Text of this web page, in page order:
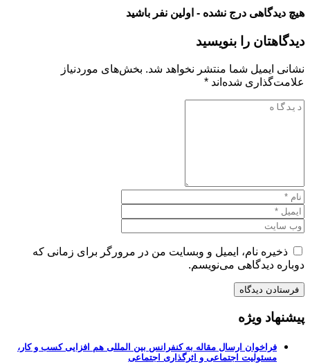
هیچ دیدگاهی درج نشده - اولین نفر باشید
دیدگاهتان را بنویسید
نشانی ایمیل شما منتشر نخواهد شد. بخش‌های موردنیاز
علامت‌گذاری شده‌اند *
ذخیره نام، ایمیل و وبسایت من در مرورگر برای زمانی که
دوباره دیدگاهی می‌نویسم.
پیشنهاد ویژه
فراخوان ارسال مقاله به کنفرانس بین المللی هم افزایی کسب و کار،
مسئولیت اجتماعی و اثرگذاری اجتماعی